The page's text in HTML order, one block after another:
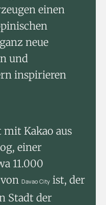
einen
neue
und
inspirieren
Kakao aus
einer
11.000
Davao City ist, der
Stadt der